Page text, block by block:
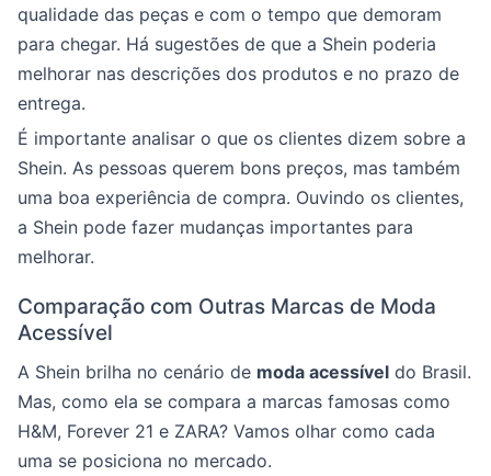
qualidade das peças e com o tempo que demoram
para chegar. Há sugestões de que a Shein poderia
melhorar nas descrições dos produtos e no prazo de
entrega.
É importante analisar o que os clientes dizem sobre a
Shein. As pessoas querem bons preços, mas também
uma boa experiência de compra. Ouvindo os clientes,
a Shein pode fazer mudanças importantes para
melhorar.
Comparação com Outras Marcas de Moda
Acessível
A Shein brilha no cenário de moda acessível do Brasil.
Mas, como ela se compara a marcas famosas como
H&M, Forever 21 e ZARA? Vamos olhar como cada
uma se posiciona no mercado.